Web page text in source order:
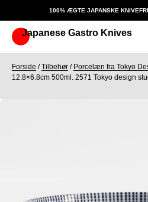
100% ÆGTE JAPANSKE KNIVE
Japanese Gastro Knives
Indkøbskurv
Din kurv er tom.
Forside /Tilbehør / Porcelæn fra Tokyo
12.8×6.8cm 500ml. 2571 Tokyo design